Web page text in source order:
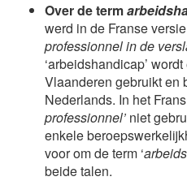
Over de term
werd in de Franse
professionnel in de
‘arbeidshandicap’
Vlaanderen gebruikt en
Nederlands. In het
professionnel’ niet
enkele
voor om de term ‘
beide talen.